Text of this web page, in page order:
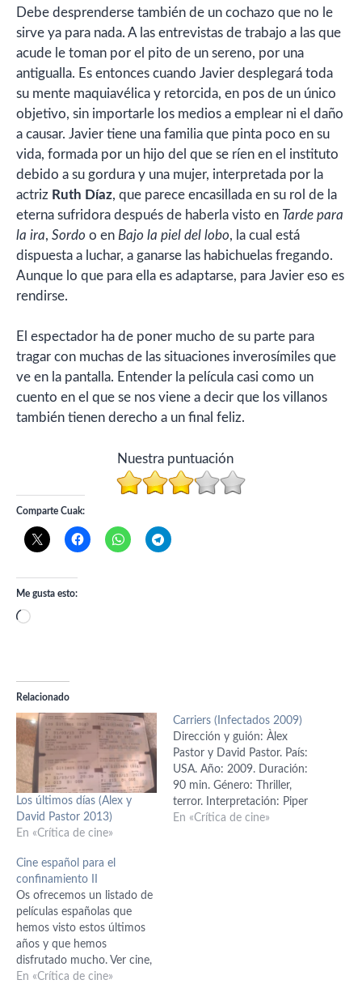
Debe desprenderse también de un cochazo que no le
sirve ya para nada. A las entrevistas de trabajo a las que
acude le toman por el pito de un sereno, por una
antigualla. Es entonces cuando Javier desplegará toda
su mente maquiavélica y retorcida, en pos de un único
objetivo, sin importarle los medios a emplear ni el daño
a causar. Javier tiene una familia que pinta poco en su
vida, formada por un hijo del que se ríen en el instituto
debido a su gordura y una mujer, interpretada por la
actriz Ruth Díaz, que parece encasillada en su rol de la
eterna sufridora después de haberla visto en Tarde para
la ira, Sordo o en Bajo la piel del lobo, la cual está
dispuesta a luchar, a ganarse las habichuelas fregando.
Aunque lo que para ella es adaptarse, para Javier eso es
rendirse.
El espectador ha de poner mucho de su parte para
tragar con muchas de las situaciones inverosímiles que
ve en la pantalla. Entender la película casi como un
cuento en el que se nos viene a decir que los villanos
también tienen derecho a un final feliz.
Nuestra puntuación
Comparte Cuak:
Me gusta esto:
Cargando...
Relacionado
Los últimos días (Alex y
David Pastor 2013)
En «Crítica de cine»
Carriers (Infectados 2009)
Dirección y guión: Àlex
Pastor y David Pastor. País:
USA. Año: 2009. Duración:
90 min. Género: Thriller,
terror. Interpretación: Piper
Perabo (Bobby), Christopher
En «Crítica de cine»
Cine español para el
confinamiento II
Os ofrecemos un listado de
películas españolas que
hemos visto estos últimos
años y que hemos
disfrutado mucho. Ver cine,
es una muy buena manera
En «Crítica de cine»